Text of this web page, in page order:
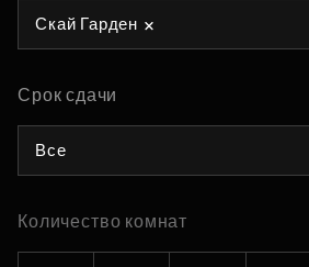
Скай Гарден
Срок сдачи
Все
Количество комнат